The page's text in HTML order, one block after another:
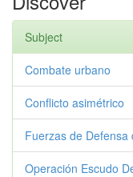
Subject
Combate urbano
Conflicto asimétrico
Fuerzas de Defensa
Operación Escudo